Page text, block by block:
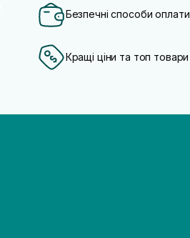
Безпечні способи оплати
Кращі ціни та топ товари